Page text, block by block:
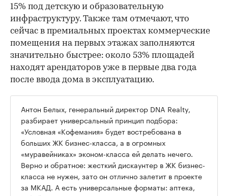
15% под детскую и образовательную
инфраструктуру. Также там отмечают, что
сейчас в премиальных проектах коммерческие
помещения на первых этажах заполняются
значительно быстрее: около 53% площадей
находят арендаторов уже в первые два года
после ввода дома в эксплуатацию.
Антон Белых, генеральный директор DNA Realty,
разбирает универсальный принцип подбора:
«Условная «Кофемания» будет востребована в
больших ЖК бизнес-класса, а в огромных
«муравейниках» эконом-класса ей делать нечего.
Верно и обратное: жесткий дискаунтер в ЖК бизнес-
класса не нужен, зато он отлично залетит в проекте
за МКАД. А есть универсальные форматы: аптека,